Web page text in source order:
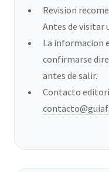
Revision
Antes de visitar
La informacion
confirmarse
antes de salir.
Contacto